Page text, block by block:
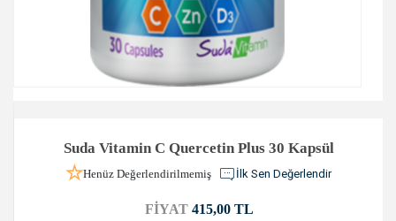
Suda Vitamin C Quercetin Plus 30 Kapsül
Henüz Değerlendirilmemiş İlk Sen Değerlendir
FİYAT 415,00 TL